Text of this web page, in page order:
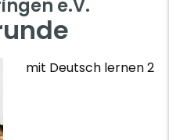
e.V.
mit Deutsch lernen 2